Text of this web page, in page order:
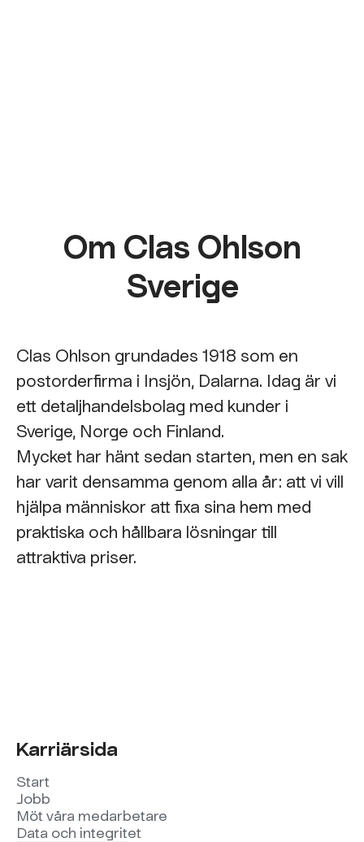
Om Clas Ohlson
Sverige
Clas Ohlson grundades 1918 som en
postorderfirma i Insjön, Dalarna. Idag är vi
ett detaljhandelsbolag med kunder i
Sverige, Norge och Finland.
Mycket har hänt sedan starten, men en sak
har varit densamma genom alla år: att vi vill
hjälpa människor att fixa sina hem med
praktiska och hållbara lösningar till
attraktiva priser.
Karriärsida
Start
Jobb
Möt våra medarbetare
Data och integritet